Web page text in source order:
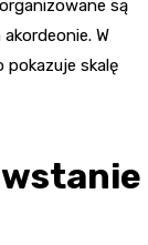
są
W
pokazuje skalę